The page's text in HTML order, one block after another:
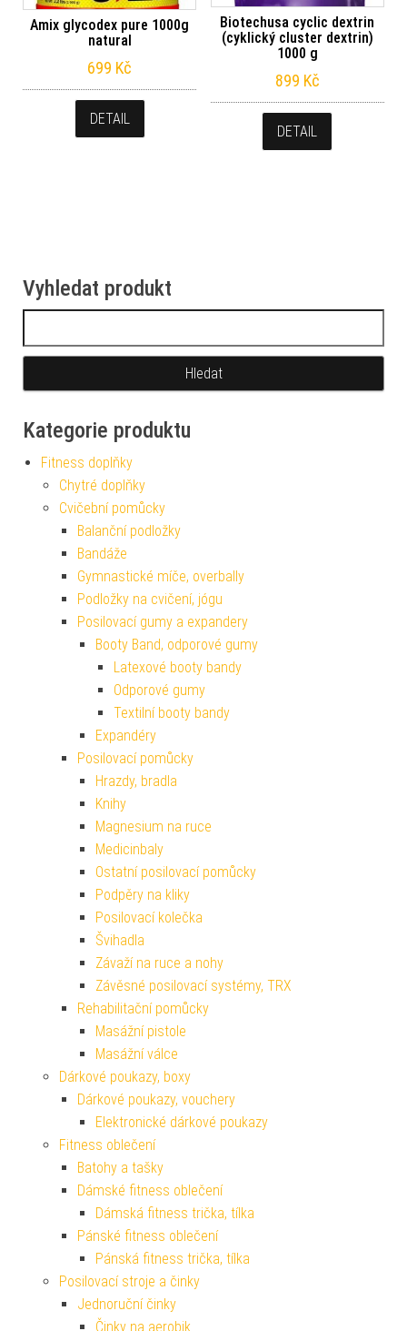
Amix glycodex pure 1000g
natural
699 Kč
DETAIL
Biotechusa cyclic dextrin
(cyklický cluster dextrin)
1000 g
899 Kč
DETAIL
Vyhledat produkt
Kategorie produktu
Fitness doplňky
Chytré doplňky
Cvičební pomůcky
Balanční podložky
Bandáže
Gymnastické míče, overbally
Podložky na cvičení, jógu
Posilovací gumy a expandery
Booty Band, odporové gumy
Latexové booty bandy
Odporové gumy
Textilní booty bandy
Expandéry
Posilovací pomůcky
Hrazdy, bradla
Knihy
Magnesium na ruce
Medicinbaly
Ostatní posilovací pomůcky
Podpěry na kliky
Posilovací kolečka
Švihadla
Závaží na ruce a nohy
Závěsné posilovací systémy, TRX
Rehabilitační pomůcky
Masážní pistole
Masážní válce
Dárkové poukazy, boxy
Dárkové poukazy, vouchery
Elektronické dárkové poukazy
Fitness oblečení
Batohy a tašky
Dámské fitness oblečení
Dámská fitness trička, tílka
Pánské fitness oblečení
Pánská fitness trička, tílka
Posilovací stroje a činky
Jednoruční činky
Činky na aerobik